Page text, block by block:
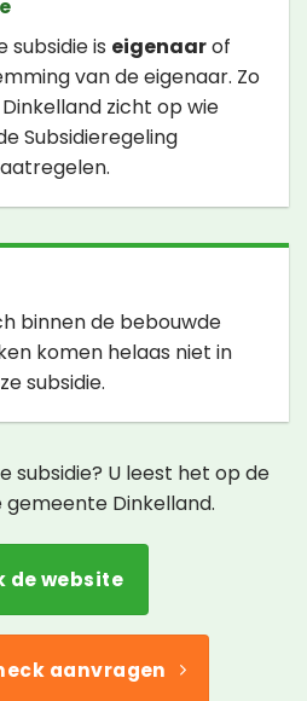
subsidie is eigenaarof
van de eigenaar. Zo
zicht op wie
Subsidieregeling
binnen de bebouwde
komen helaas niet in
subsidie.
subsidie? U leest het op de
Dinkelland.
de website
aanvragen